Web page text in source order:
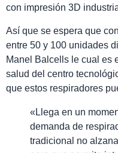
con impresión 3D
Así que se espera que
entre 50 y 100 unidades
Manel Balcells le cual es
salud del centro
que estos respiradores
«Llega en un
demanda de
tradicional no